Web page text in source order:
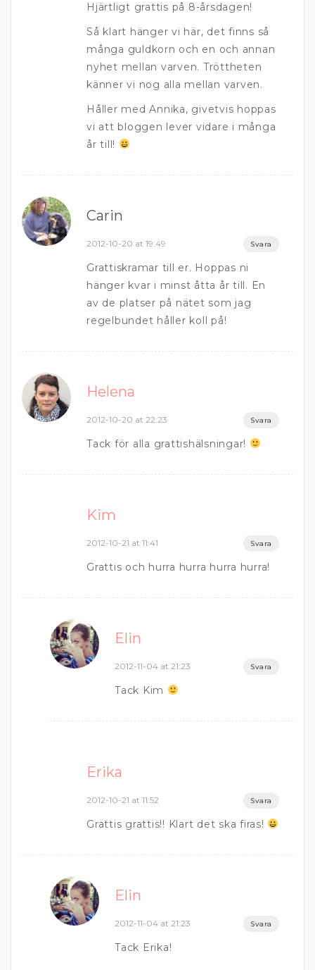
Hjärtligt grattis på 8-årsdagen!
Så klart hänger vi här, det finns så
många guldkorn och en och annan
nyhet mellan varven. Tröttheten
känner vi nog alla mellan varven.
Håller med Annika, givetvis hoppas
vi att bloggen lever vidare i många
år till!
Carin
2012-10-20 at 19:49 Svara
Grattiskramar till er. Hoppas ni
hänger kvar i minst åtta år till. En
av de platser på nätet som jag
regelbundet håller koll på!
Helena
2012-10-20 at 22:23 Svara
Tack för alla grattishälsningar!
Kim
2012-10-21 at 11:41 Svara
Grattis och hurra hurra hurra hurra!
Elin
2012-11-04 at 21:23 Svara
Tack Kim
Erika
2012-10-21 at 11:52 Svara
Grattis grattis!! Klart det ska firas!
Elin
2012-11-04 at 21:23 Svara
Tack Erika!